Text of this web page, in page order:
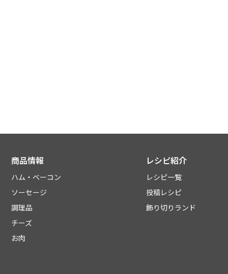
商品情報
ハム・ベーコン
ソーセージ
調理品
チーズ
お肉
レシピ紹介
レシピ一覧
投稿レシピ
飾り切りランド